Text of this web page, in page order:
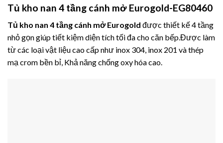
Tủ kho nan 4 tầng cánh mở Eurogold-EG80460
Tủ kho nan 4 tầng cánh mở Eurogold được thiết kế 4 tầng
nhỏ gọn giúp tiết kiệm diện tích tối đa cho căn bếp.Được làm
từ các loại vật liệu cao cấp như inox 304, inox 201 và thép
mạ crom bền bỉ, Khả năng chống oxy hóa cao.